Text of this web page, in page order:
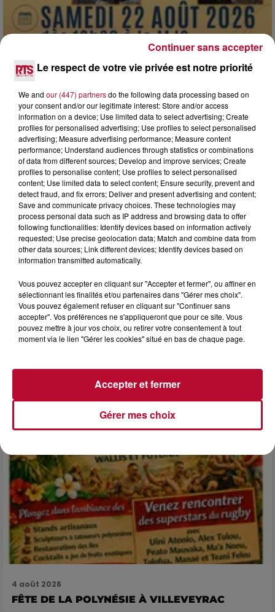
7 août 2026
DINER CONCERT À LA MJC DE MARSEILLAN
6 août 2026
NÎMES : « LE RÊVE DU GLADIATEUR » INVESTIT
LES ARÈNES CES 3...
du gladiateur » revient illuminer l'amphithéâtre romain les 6,
7 et 8 août. Une fresque nocturne...
4 août 2026
FÊTE DE LA POLYNÉSIE À VILLEVEYRAC
Le respect de votre vie privée est notre priorité
We and our (447) partnersdo the following data processing based on
your consent and/or our legitimate interest: Store and/or access
information on a device; Use limited data to select advertising; Create
profiles for personalised advertising; Use profiles to select personalised
advertising; Measure advertising performance; Measure content
performance; Understand audiences through statistics or combinations
of data from different sources; Develop and improve services; Create
profiles to personalise content; Use profiles to select personalised
content; Use limited data to select content; Ensure security, prevent and
detect fraud, and fix errors; Deliver and present advertising and content;
Save and communicate privacy choices. These technologies may
process personal data such as IP address and browsing data to offer
following functionalities: Identify devices based on information actively
requested; Use precise geolocation data; Match and combine data from
other data sources; Link different devices; Identify devices based on
information transmitted automatically.
Vous pouvez accepter en cliquant sur "Accepter et fermer", ou affiner en
sélectionnant les finalités et/ou partenaires dans "Gérer mes choix".
Vous pouvez également refuser en cliquant sur "Continuer sans
accepter". Vos préférences ne s'appliqueront que pour ce site. Vous
pouvez mettre à jour vos choix, ou retirer votre consentement à tout
moment via le lien "Gérer les cookies" situé en bas de chaque page.
Gérer mes choix
Accepter et fermer
Continuer sans accepter